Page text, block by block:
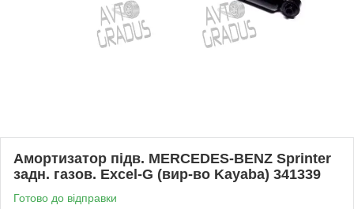
Амортизатор підв. MERCEDES-BENZ Sprinter
задн. газов. Excel-G (вир-во Kayaba) 341339
Готово до відправки